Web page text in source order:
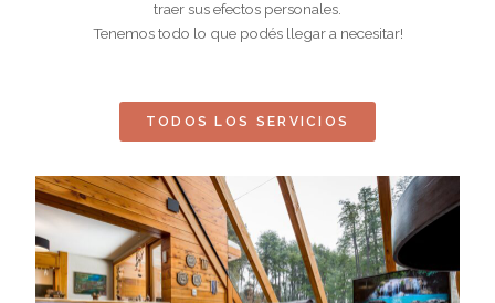
traer sus efectos personales.
Tenemos todo lo que podés llegar a necesitar!
TODOS LOS SERVICIOS